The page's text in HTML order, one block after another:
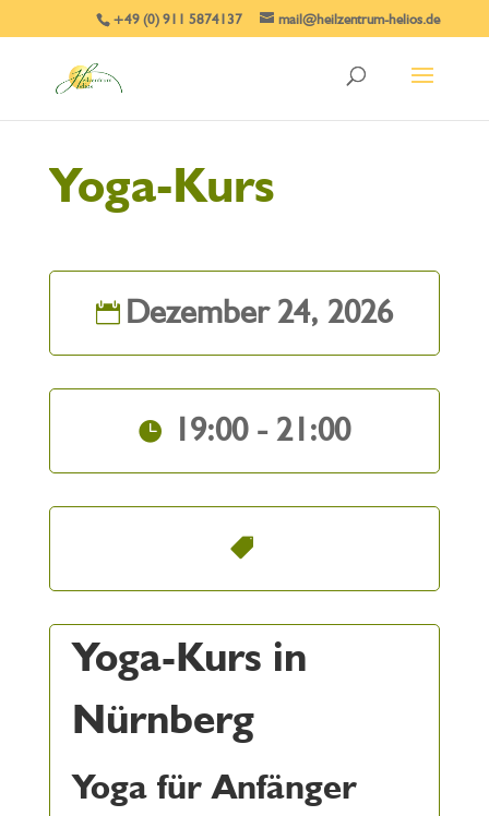
+49 (0) 911 5874137 mail@heilzentrum-helios.de
Yoga-Kurs
Dezember 24, 2026
19:00 - 21:00
Yoga-Kurs in
Nürnberg
Yoga für Anfänger